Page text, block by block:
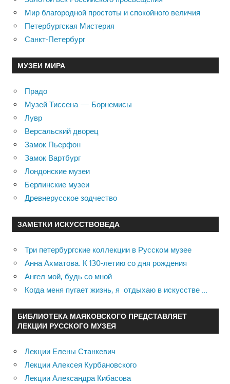
Мир благородной простоты и спокойного величия
Петербургская Мистерия
Санкт-Петербург
МУЗЕИ МИРА
Прадо
Музей Тиссена — Борнемисы
Лувр
Версальский дворец
Замок Пьерфон
Замок Вартбург
Лондонские музеи
Берлинские музеи
Древнерусское зодчество
ЗАМЕТКИ ИСКУССТВОВЕДА
Три петербургские коллекции в Русском музее
Анна Ахматова. К 130-летию со дня рождения
Ангел мой, будь со мной
Когда меня пугает жизнь, я отдыхаю в искусстве …
БИБЛИОТЕКА МАЯКОВСКОГО ПРЕДСТАВЛЯЕТ
ЛЕКЦИИ РУССКОГО МУЗЕЯ
Лекции Елены Станкевич
Лекции Алексея Курбановского
Лекции Александра Кибасова